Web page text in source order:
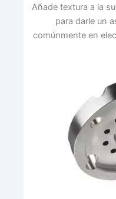
Añade textura a la
para darle un
comúnmente en